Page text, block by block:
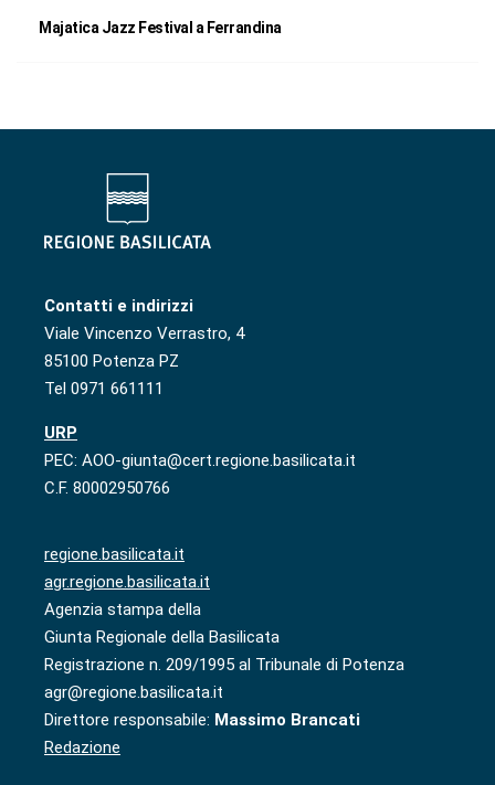
Majatica Jazz Festival a Ferrandina
Contatti e indirizzi
Viale Vincenzo Verrastro, 4
85100 Potenza PZ
Tel 0971 661111
URP
PEC: AOO-giunta@cert.regione.basilicata.it
C.F. 80002950766
regione.basilicata.it
agr.regione.basilicata.it
Agenzia stampa della
Giunta Regionale della Basilicata
Registrazione n. 209/1995 al Tribunale di Potenza
agr@regione.basilicata.it
Direttore responsabile: Massimo Brancati
Redazione